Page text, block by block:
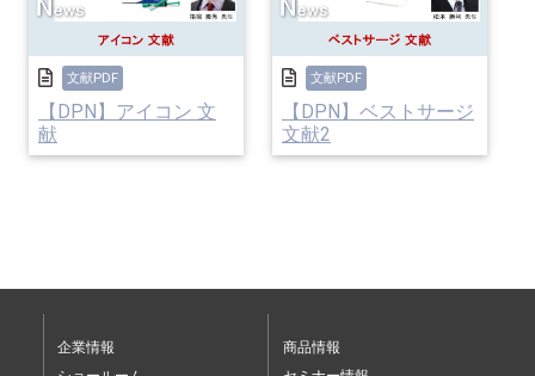
文献PDF
【DPN】アイコン 文
献
文献PDF
【DPN】ベストサージ
文献2
企業情報
商品情報